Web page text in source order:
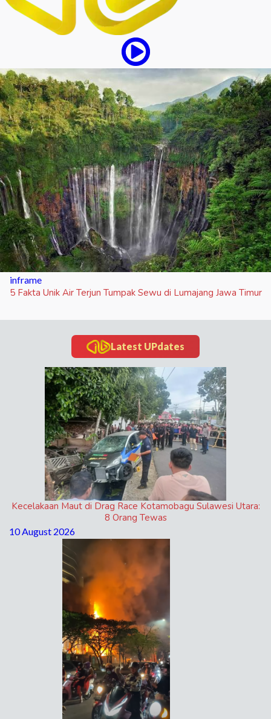
inframe
5 Fakta Unik Air Terjun Tumpak Sewu di Lumajang Jawa Timur
Latest UPdates
Kecelakaan Maut di Drag Race Kotamobagu Sulawesi Utara:
8 Orang Tewas
10 August 2026